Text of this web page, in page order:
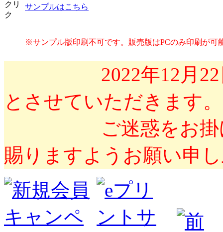
サンプルはこちら
※サンプル版印刷不可です。販売版はPCのみ印刷が可
2022年12月22日
とさせていただきます。
ご迷惑をお掛けい
賜りますようお願い申